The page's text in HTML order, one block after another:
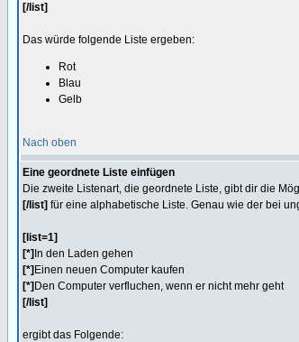
[/list]
Das würde folgende Liste ergeben:
Rot
Blau
Gelb
Nach oben
Eine geordnete Liste einfügen
Die zweite Listenart, die geordnete Liste, gibt dir die
[/list] für eine alphabetische Liste. Genau wie der bei
[list=1]
[*] In den Laden gehen
[*] Einen neuen Computer kaufen
[*] Den Computer verfluchen, wenn er nicht mehr geht
[/list]
ergibt das Folgende: